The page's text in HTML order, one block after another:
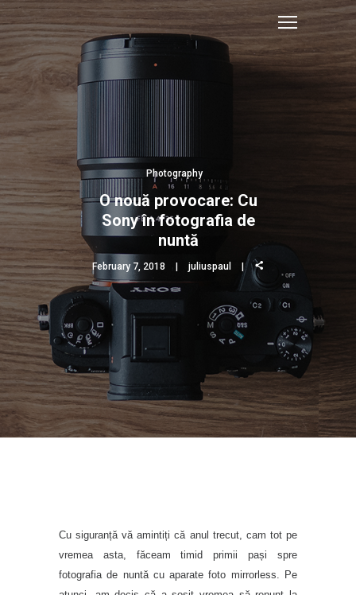
Photography
O nouă provocare: Cu
Sony în fotografia de
nuntă
February 7, 2018 juliuspaul
Cu siguranță vă amintiți că anul trecut, cam tot pe
vremea asta, făceam timid primii pași spre
fotografia de nuntă cu aparate foto mirrorless. Pe